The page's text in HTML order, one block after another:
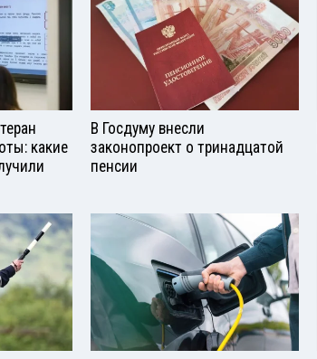
какие
В Госдуму внесли
законопроект о тринадцатой
пенсии